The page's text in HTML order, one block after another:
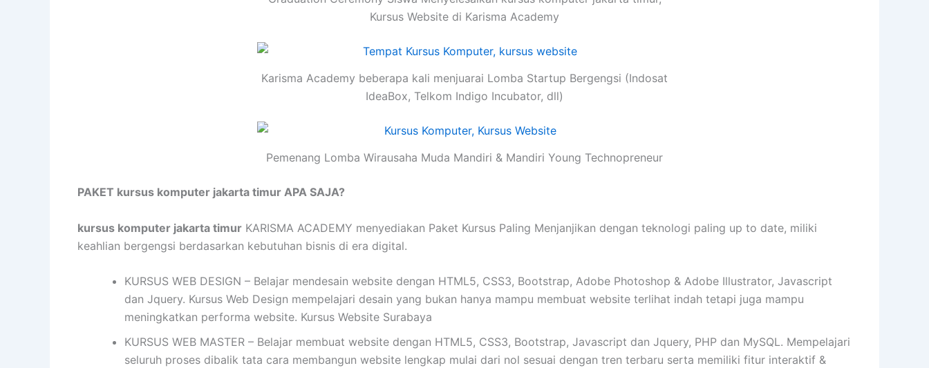
Kursus Website di Karisma Academy
Karisma Academy beberapa kali menjuarai Lomba Startup Bergengsi (Indosat
IdeaBox, Telkom Indigo Incubator, dll)
Pemenang Lomba Wirausaha Muda Mandiri & Mandiri Young Technopreneur
PAKET kursus komputer jakarta timur APA SAJA?
kursus komputer jakarta timur KARISMA ACADEMY menyediakan Paket Kursus Paling Menjanjikan dengan teknologi paling up to date, miliki
keahlian bergengsi berdasarkan kebutuhan bisnis di era digital.
KURSUS WEB DESIGN – Belajar mendesain website dengan HTML5, CSS3, Bootstrap, Adobe Photoshop & Adobe Illustrator, Javascript
dan Jquery. Kursus Web Design mempelajari desain yang bukan hanya mampu membuat website terlihat indah tetapi juga mampu
meningkatkan performa website. Kursus Website Surabaya
KURSUS WEB MASTER – Belajar membuat website dengan HTML5, CSS3, Bootstrap, Javascript dan Jquery, PHP dan MySQL. Mempelajari
seluruh proses dibalik tata cara membangun website lengkap mulai dari nol sesuai dengan tren terbaru serta memiliki fitur interaktif &